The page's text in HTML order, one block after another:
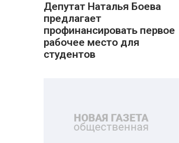
Депутат Наталья Боева
предлагает
профинансировать первое
рабочее место для
студентов